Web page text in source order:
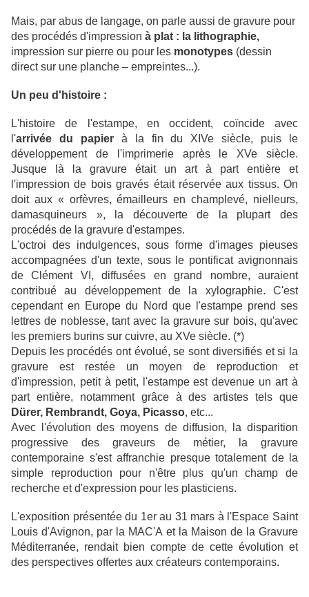
Mais, par abus de langage, on parle aussi de gravure pour
des procédés d'impression à plat : la lithographie,
impression sur pierre ou pour les monotypes (dessin
direct sur une planche – empreintes...).
Un peu d'histoire :
L'histoire de l'estampe, en occident, coïncide avec
l'arrivée du papierà la fin du XIVe siècle, puis le
développement de l'imprimerie après le XVe siècle.
Jusque là la gravure était un art à part entière et
l'impression de bois gravés était réservée aux tissus. On
doit aux « orfèvres, émailleurs en champlevé, nielleurs,
damasquineurs », la découverte de la plupart des
procédés de la gravure d'estampes.
L'octroi des indulgences, sous forme d'images pieuses
accompagnées d'un texte, sous le pontificat avignonnais
de Clément VI, diffusées en grand nombre, auraient
contribué au développement de la xylographie. C'est
cependant en Europe du Nord que l'estampe prend ses
lettres de noblesse, tant avec la gravure sur bois, qu'avec
les premiers burins sur cuivre, au XVe siècle. (*)
Depuis les procédés ont évolué, se sont diversifiés et si la
gravure est restée un moyen de reproduction et
d'impression, petit à petit, l'estampe est devenue un art à
part entière, notamment grâce à des artistes tels que
Dürer, Rembrandt, Goya, Picasso, etc...
Avec l'évolution des moyens de diffusion, la disparition
progressive des graveurs de métier, la gravure
contemporaine s'est affranchie presque totalement de la
simple reproduction pour n'être plus qu'un champ de
recherche et d'expression pour les plasticiens.
L'exposition présentée du 1er au 31 mars à l'Espace Saint
Louis d'Avignon, par la MAC'A et la Maison de la Gravure
Méditerranée, rendait bien compte de cette évolution et
des perspectives offertes aux créateurs contemporains.